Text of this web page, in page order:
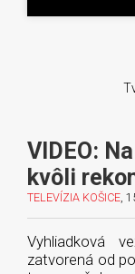
VIDEO:
kvôli
TELEVÍZIA KOŠICE ,
Vyhliadková
zatvorená od